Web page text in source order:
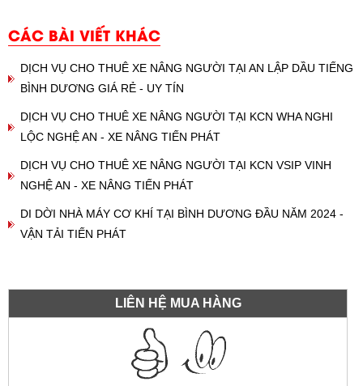
CÁC BÀI VIẾT KHÁC
DỊCH VỤ CHO THUÊ XE NÂNG NGƯỜI TẠI AN LẬP DẦU TIẾNG
BÌNH DƯƠNG GIÁ RẺ - UY TÍN
DỊCH VỤ CHO THUÊ XE NÂNG NGƯỜI TẠI KCN WHA NGHI
LỘC NGHỆ AN - XE NÂNG TIẾN PHÁT
DỊCH VỤ CHO THUÊ XE NÂNG NGƯỜI TẠI KCN VSIP VINH
NGHỆ AN - XE NÂNG TIẾN PHÁT
DI DỜI NHÀ MÁY CƠ KHÍ TẠI BÌNH DƯƠNG ĐẦU NĂM 2024 -
VẬN TẢI TIẾN PHÁT
LIÊN HỆ MUA HÀNG